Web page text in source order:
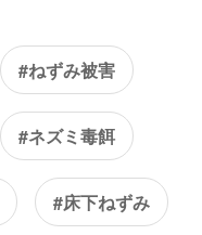
#ねずみ被害
#ネズミ毒餌
#床下ねずみ